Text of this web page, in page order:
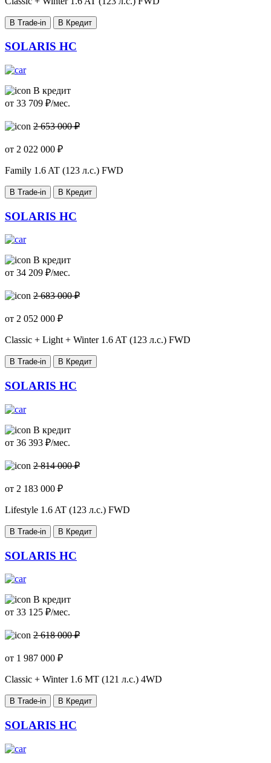
В Trade-in В Кредит
SOLARIS HC
В кредит
от 33 709 ₽/мес.
2 653 000 ₽
от 2 022 000 ₽
Family 1.6 AT (123 л.с.) FWD
В Trade-in В Кредит
SOLARIS HC
В кредит
от 34 209 ₽/мес.
2 683 000 ₽
от 2 052 000 ₽
Classic + Light + Winter 1.6 AT (123 л.с.) FWD
В Trade-in В Кредит
SOLARIS HC
В кредит
от 36 393 ₽/мес.
2 814 000 ₽
от 2 183 000 ₽
Lifestyle 1.6 AT (123 л.с.) FWD
В Trade-in В Кредит
SOLARIS HC
В кредит
от 33 125 ₽/мес.
2 618 000 ₽
от 1 987 000 ₽
Classic + Winter 1.6 MT (121 л.с.) 4WD
В Trade-in В Кредит
SOLARIS HC